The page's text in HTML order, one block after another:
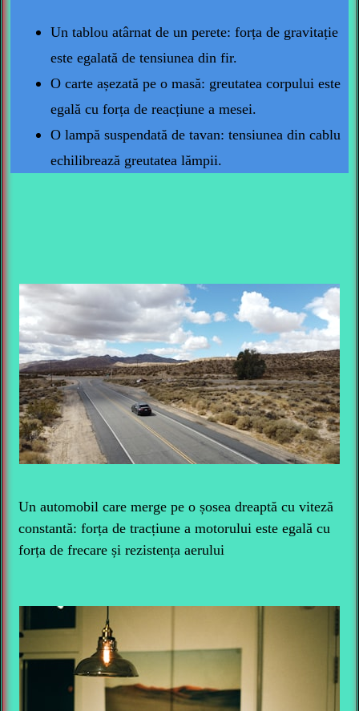
Un tablou atârnat de un perete: forța de gravitație
este egalată de tensiunea din fir.
O carte așezată pe o masă: greutatea corpului este
egală cu forța de reacțiune a mesei.
O lampă suspendată de tavan: tensiunea din cablu
echilibrează greutatea lămpii.
Un automobil care merge pe o șosea dreaptă cu viteză
constantă: forța de tracțiune a motorului este egală cu
forța de frecare și rezistența aerului